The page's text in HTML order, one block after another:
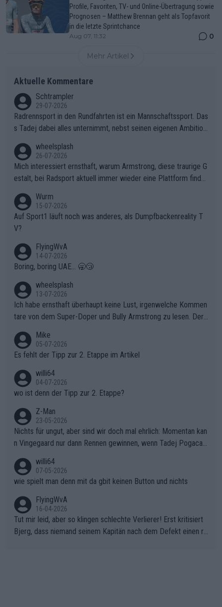
Profile, Favoriten, TV- und Online-Übertragung sowie
Prognosen – Matthew Brennan geht als Topfavorit
in die letzte Sprintchance
Aug 07, 11:32 0
Mehr Artikel
Aktuelle Kommentare
Schtrampler
29-07-2026
Radrennsport in den Rundfahrten ist ein Mannschaftssport. Das
s Tadej dabei alles unternimmt, nebst seinen eigenen Ambition
ganze Team auch mental stark zu machen und konkret am Erf
olg teilzuhaben, ist ihm ganz hoch anzurechnen. Das ist ein Zei
chen weit über den Radsport hinaus.
wheelsplash
26-07-2026
Mich interessiert ernsthaft, warum Armstrong, diese traurige G
estalt, bei Radsport aktuell immer wieder eine Plattform finde
Wurm
15-07-2026
Auf Sport1 läuft noch was anderes, als Dumpfbackenreality T
V?
FlyingWvA
14-07-2026
Boring, boring UAE... 🥱😴
wheelsplash
13-07-2026
Ich habe ernsthaft überhaupt keine Lust, irgenwelche Kommen
tare von dem Super-Doper und Bully Armstrong zu lesen. Der
r die gehört nicht in dieses Medium!
Mike
05-07-2026
Es fehlt der Tipp zur 2. Etappe im Artikel
willi64
04-07-2026
wo ist denn der Tipp zur 2. Etappe?
Z-Man
23-05-2026
Nichts für ungut, aber sind wir doch mal ehrlich: Momentan kan
n Vingegaard nur dann Rennen gewinnen, wenn Tadej Pogacar
willi64
07-05-2026
wie spielt man denn mit da gbit keinen Button und nichts
FlyingWvA
16-04-2026
Tut mir leid, aber so klingen schlechte Verlierer! Erst kritisiert
Bjerg, dass niemand seinem Kapitän nach dem Defekt einen ro